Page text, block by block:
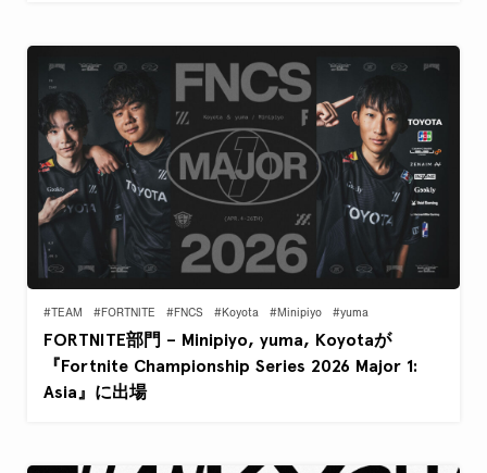
#TEAM #FORTNITE #FNCS #Koyota #Minipiyo #yuma
FORTNITE部門 – Minipiyo, yuma, Koyotaが
『Fortnite Championship Series 2026 Major 1:
Asia』に出場